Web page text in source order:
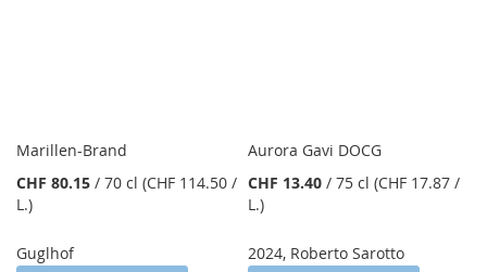
Marillen-Brand
CHF 80.15 / 70 cl (CHF 114.50 /
L.)
Guglhof
Aurora Gavi DOCG
CHF 13.40 /75 cl (CHF 17.87 /
L.)
2024, Roberto Sarotto